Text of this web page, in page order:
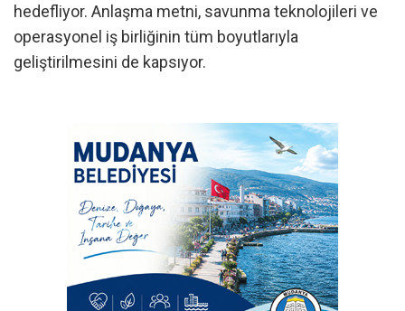
hedefliyor. Anlaşma metni, savunma teknolojileri ve
operasyonel iş birliğinin tüm boyutlarıyla
geliştirilmesini de kapsıyor.